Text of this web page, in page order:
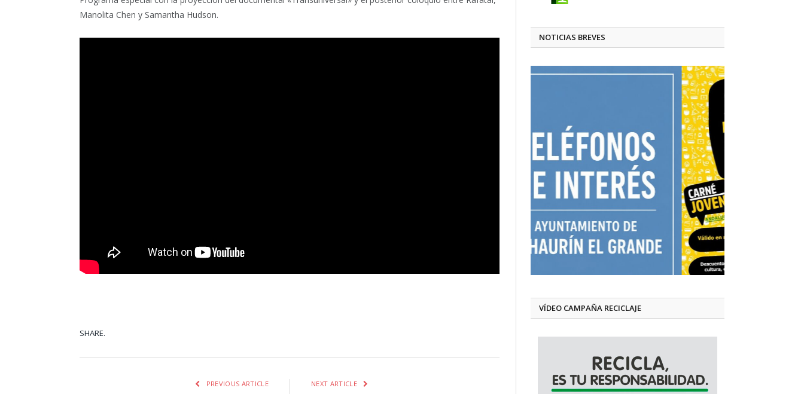
Manolita Chen y Samantha Hudson.
SHARE.
PREVIOUS ARTICLE NEXT ARTICLE
NOTICIAS BREVES
VÍDEO CAMPAÑA RECICLAJE